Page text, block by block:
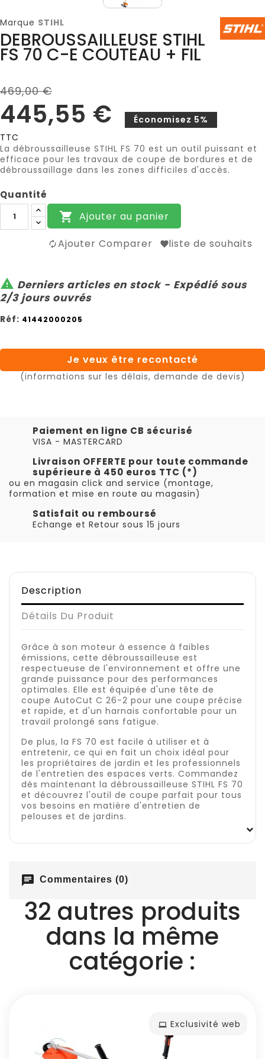
Marque STIHL
DEBROUSSAILLEUSE STIHL
FS 70 C-E COUTEAU + FIL
469,00 €
445,55 €
Économisez 5%
TTC
La débroussailleuse STIHL FS 70 est un outil puissant et
efficace pour les travaux de coupe de bordures et de
débroussaillage dans les zones difficiles d'accès.
Quantité
 Ajouter au panier
Ajouter Comparer liste de souhaits
 Derniers articles en stock - Expédié sous
2/3 jours ouvrés
Réf: 41442000205
Je veux être recontacté
(informations sur les délais, demande de devis)
Paiement en ligne CB sécurisé
VISA - MASTERCARD
Livraison OFFERTE pour toute commande
supérieure à 450 euros TTC (*)
ou en magasin click and service (montage,
formation et mise en route au magasin)
Satisfait ou remboursé
Echange et Retour sous 15 jours
Description
Détails Du Produit
Grâce à son moteur à essence à faibles
émissions, cette débroussailleuse est
respectueuse de l'environnement et offre une
grande puissance pour des performances
optimales. Elle est équipée d'une tête de
coupe AutoCut C 26-2 pour une coupe précise
et rapide, et d'un harnais confortable pour un
travail prolongé sans fatigue.
De plus, la FS 70 est facile à utiliser et à
entretenir, ce qui en fait un choix idéal pour
les propriétaires de jardin et les professionnels
de l'entretien des espaces verts. Commandez
dès maintenant la débroussailleuse STIHL FS 70
et découvrez l'outil de coupe parfait pour tous
vos besoins en matière d'entretien de
pelouses et de jardins.
chat Commentaires (0)
32 autres produits
dans la même
catégorie :
Exclusivité web